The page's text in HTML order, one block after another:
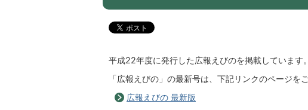
平成22年度に発行した広報えびのを掲載しています。
「広報えびの」の最新号は、下記リンクのページを
広報えびの 最新版